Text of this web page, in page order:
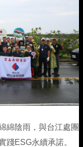
綿陰雨，與台江處團
踐ESG永續承諾。